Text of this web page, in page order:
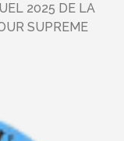
2025 DE LA
SUPREME